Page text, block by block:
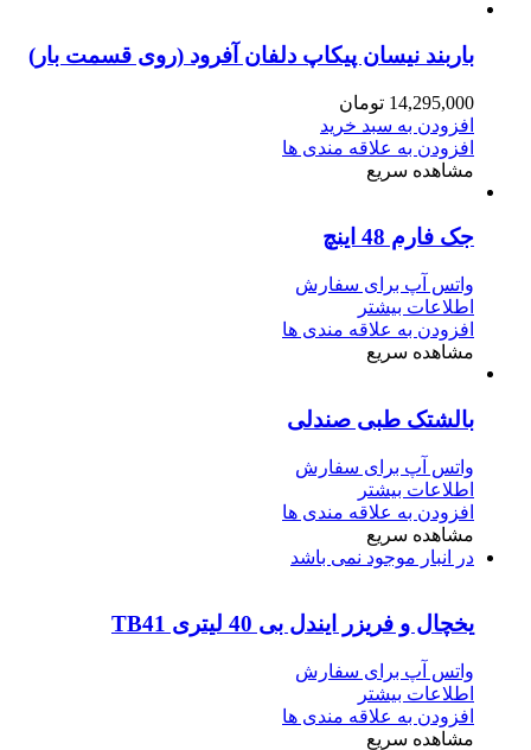
باربند نیسان پیکاپ دلفان آفرود (روی قسمت بار)
14,295,000 تومان
افزودن به سبد خرید
افزودن به علاقه مندی ها
مشاهده سریع
جک فارم 48 اینچ
واتس آپ برای سفارش
اطلاعات بیشتر
افزودن به علاقه مندی ها
مشاهده سریع
بالشتک طبی صندلی
واتس آپ برای سفارش
اطلاعات بیشتر
افزودن به علاقه مندی ها
مشاهده سریع
در انبار موجود نمی باشد
یخچال و فریزر ایندل بی 40 لیتری TB41
واتس آپ برای سفارش
اطلاعات بیشتر
افزودن به علاقه مندی ها
مشاهده سریع